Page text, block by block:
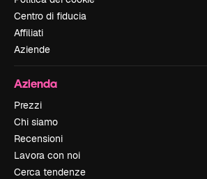
Centro di fiducia
Affiliati
Aziende
Azienda
Prezzi
Chi siamo
Recensioni
Lavora con noi
Cerca tendenze